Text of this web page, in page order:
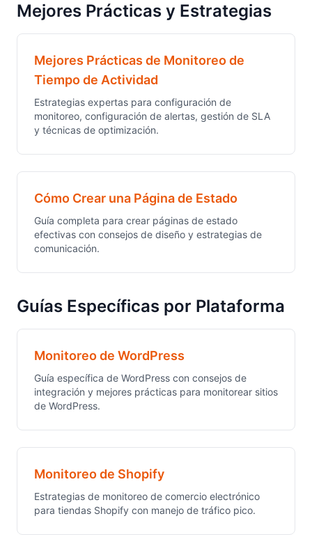
Mejores Prácticas y Estrategias
Mejores Prácticas de Monitoreo de
Tiempo de Actividad
Estrategias expertas para configuración de
monitoreo, configuración de alertas, gestión de SLA
y técnicas de optimización.
Cómo Crear una Página de Estado
Guía completa para crear páginas de estado
efectivas con consejos de diseño y estrategias de
comunicación.
Guías Específicas por Plataforma
Monitoreo de WordPress
Guía específica de WordPress con consejos de
integración y mejores prácticas para monitorear sitios
de WordPress.
Monitoreo de Shopify
Estrategias de monitoreo de comercio electrónico
para tiendas Shopify con manejo de tráfico pico.